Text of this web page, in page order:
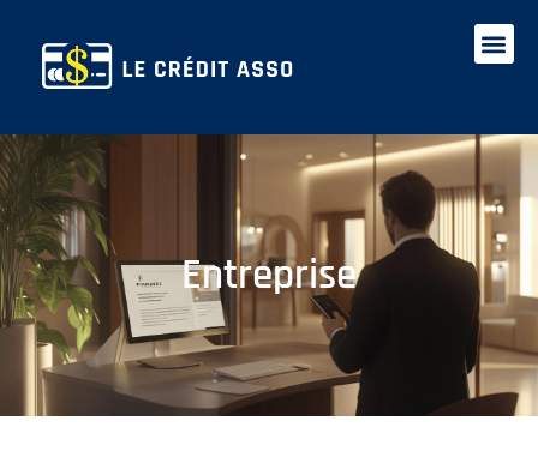
Entreprise